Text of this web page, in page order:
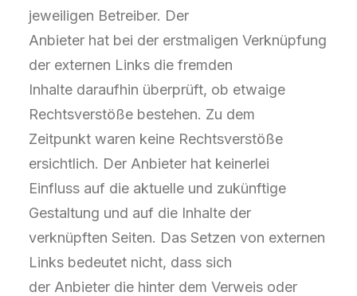
jeweiligen Betreiber. Der
Anbieter hat bei der erstmaligen Verknüpfung
der externen Links die fremden
Inhalte daraufhin überprüft, ob etwaige
Rechtsverstöße bestehen. Zu dem
Zeitpunkt waren keine Rechtsverstöße
ersichtlich. Der Anbieter hat keinerlei
Einfluss auf die aktuelle und zukünftige
Gestaltung und auf die Inhalte der
verknüpften Seiten. Das Setzen von externen
Links bedeutet nicht, dass sich
der Anbieter die hinter dem Verweis oder